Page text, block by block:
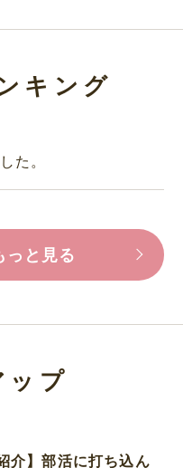
キング
た。
っと見る
ップ
介】部活に打ち込ん